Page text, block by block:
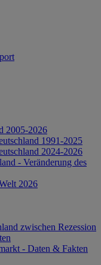
2005-2026
1991-2025
2024-2026
- Veränderung des
2026
zwischen Rezession
- Daten & Fakten